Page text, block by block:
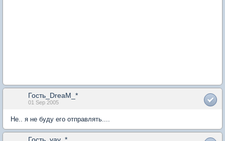
Гость_DreaM_*
01 Sep 2005
Не.. я не буду его отправлять....